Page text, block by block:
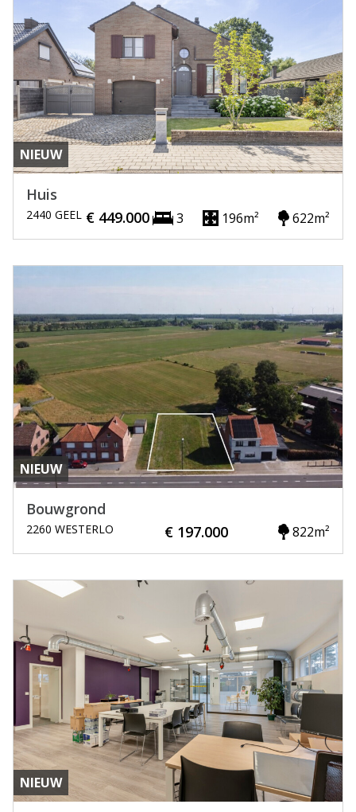
NIEUW
Huis
2440 GEEL € 449.000 3 196m² 622m²
NIEUW
Bouwgrond
2260 WESTERLO € 197.000 822m²
NIEUW